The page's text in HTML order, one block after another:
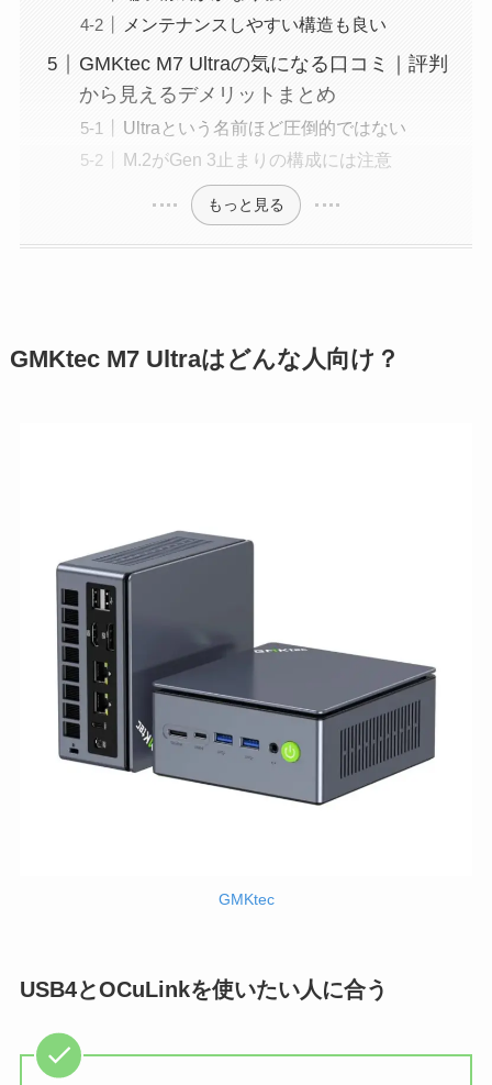
メンテナンスしやすい構造も良い
GMKtec M7 Ultraの気になる口コミ｜評判
から見えるデメリットまとめ
Ultraという名前ほど圧倒的ではない
M.2がGen 3止まりの構成には注意
もっと見る
GMKtec M7 Ultraはどんな人向け？
GMKtec
USB4とOCuLinkを使いたい人に合う